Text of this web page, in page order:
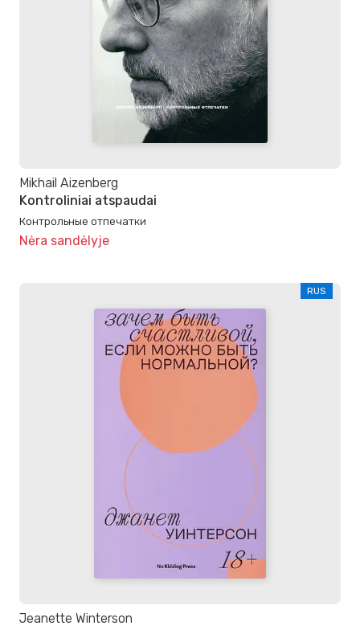
Mikhail Aizenberg
Kontroliniai atspaudai
Контрольные отпечатки
Nėra sandėlyje
RUS
Jeanette Winterson